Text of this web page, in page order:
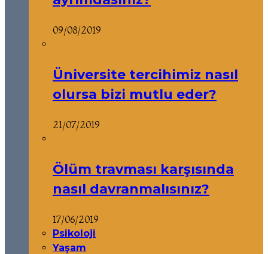
09/08/2019
Üniversite tercihimiz nasıl
olursa bizi mutlu eder?
21/07/2019
Ölüm travması karşısında
nasıl davranmalısınız?
17/06/2019
Psikoloji
Yaşam